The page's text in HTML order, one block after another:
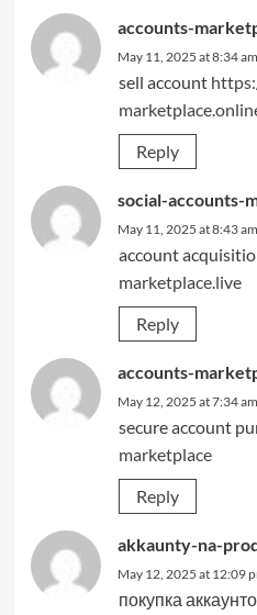
accounts-
May 11, 2025 at 8:34 am
sell account
Reply
social-accounts-
May 11, 2025 at 8:43 am
account
marketplace.live
Reply
accounts-
May 12, 2025 at 7:34 am
secure account
marketplace
Reply
akkaunty-na-
May 12, 2025 at 12:09
покупка